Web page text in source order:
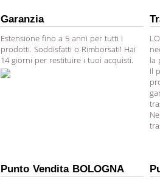
Garanzia
Estensione fino a 5 anni per tutti i
prodotti. Soddisfatti o Rimborsati! Hai
14 giorni per restituire i tuoi acquisti.
la
Il
Punto Vendita BOLOGNA